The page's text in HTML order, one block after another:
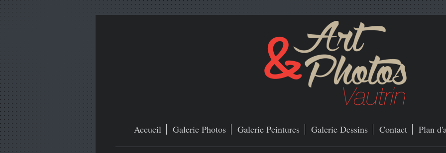
Accueil Galerie Photos Galerie Peintures Galerie Dessins Contact Plan